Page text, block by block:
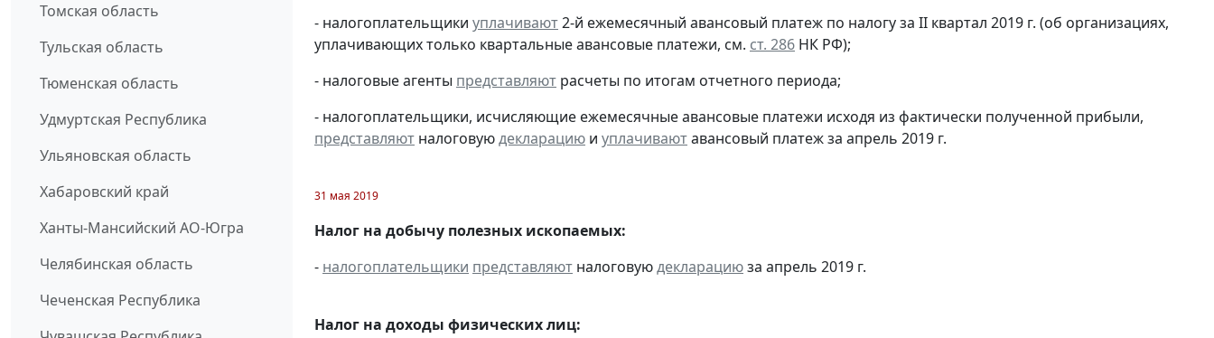
Томская область
Тульская область
Тюменская область
Удмуртская Республика
Ульяновская область
Хабаровский край
Ханты-Мансийский АО-Югра
Челябинская область
Чеченская Республика
- налогоплательщики уплачивают2-й ежемесячный авансовый платеж по налогу за II квартал 2019 г. (об организациях,
уплачивающих только квартальные авансовые платежи, см. ст. 286 НК РФ);
- налоговые агенты представляют расчеты по итогам отчетного периода;
- налогоплательщики, исчисляющие ежемесячные авансовые платежи исходя из фактически полученной прибыли,
представляют налоговуюдекларацию и уплачиваютавансовый платеж за апрель 2019 г.
31 мая 2019
Налог на добычу полезных ископаемых:
- налогоплательщики представляют налоговуюдекларациюза апрель 2019 г.
Налог на доходы физических лиц: